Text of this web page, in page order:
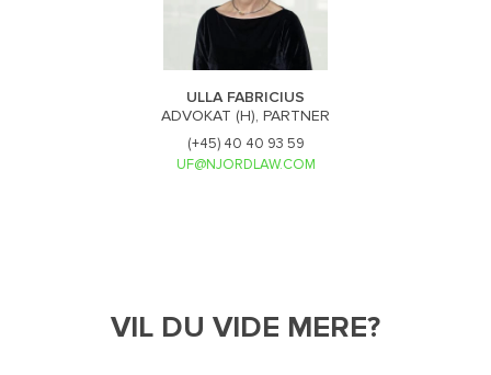
ULLA FABRICIUS
ADVOKAT (H), PARTNER
(+45) 40 40 93 59
UF@NJORDLAW.COM
VIL DU VIDE MERE?